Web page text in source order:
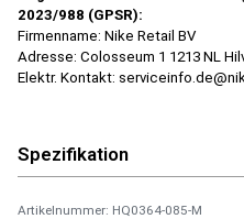
2023/988 (GPSR):
Firmenname: Nike Retail BV
Adresse: Colosseum 1 1213 NL
Elektr. Kontakt:
Spezifikation
Artikelnummer: HQ0364-085-M